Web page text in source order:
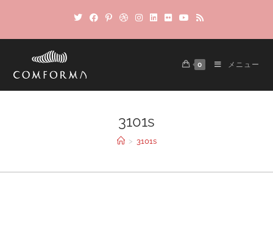
0 メニュー
3101s
> 3101s